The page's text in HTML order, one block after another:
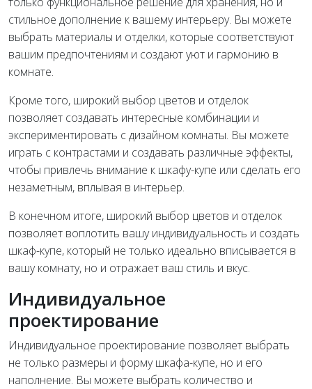
стильное дополнение к вашему интерьеру. Вы можете
выбрать материалы и отделки, которые соответствуют
вашим предпочтениям и создают уют и гармонию в
комнате.
Кроме того, широкий выбор цветов и отделок
позволяет создавать интересные комбинации и
экспериментировать с дизайном комнаты. Вы можете
играть с контрастами и создавать различные эффекты,
чтобы привлечь внимание к шкафу-купе или сделать его
незаметным, вплывая в интерьер.
В конечном итоге, широкий выбор цветов и отделок
позволяет воплотить вашу индивидуальность и создать
шкаф-купе, который не только идеально вписывается в
вашу комнату, но и отражает ваш стиль и вкус.
Индивидуальное
проектирование
Индивидуальное проектирование позволяет выбрать
не только размеры и форму шкафа-купе, но и его
наполнение. Вы можете выбрать количество и